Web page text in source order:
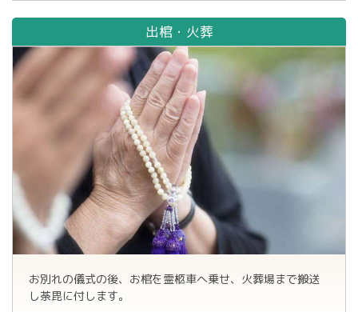
出棺・火葬
お別れの儀式の後、お棺を霊柩車へ乗せ、火葬場まで搬送
し荼毘に付します。